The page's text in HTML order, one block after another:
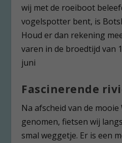
wij met de roeiboot
vogelspotter bent, is
Houd er dan rekening
varen in de broedtijd van
juni
Fascinerende
Na afscheid van de
genomen, fietsen wij
smal weggetje. Er is een